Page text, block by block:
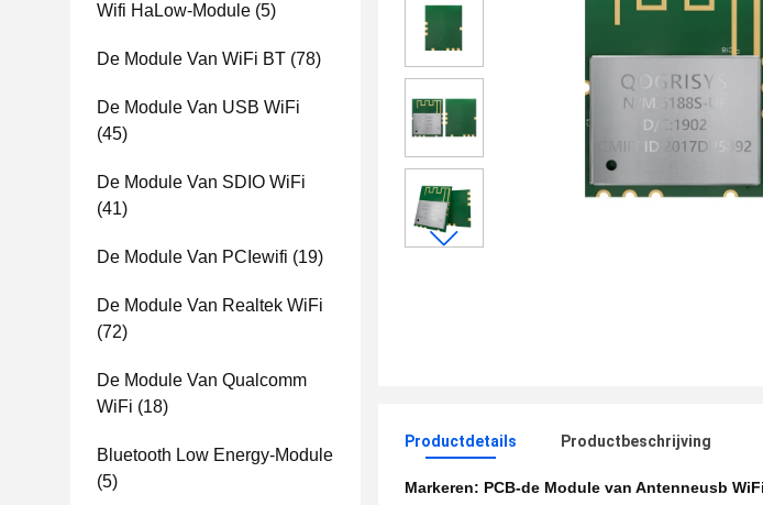
Wifi HaLow-Module (5)
De Module Van WiFi BT (78)
De Module Van USB WiFi
(45)
De Module Van SDIO WiFi
(41)
De Module Van PCIewifi (19)
De Module Van Realtek WiFi
(72)
De Module Van Qualcomm
WiFi (18)
Bluetooth Low Energy-Module
(5)
Productdetails Productbeschrijving
Markeren: PCB-de Module van Antenneusb WiFi